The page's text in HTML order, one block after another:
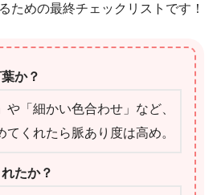
ための最終チェックリストです！
か？
や「細かい色合わせ」など、
てくれたら脈あり度は高め。
たか？